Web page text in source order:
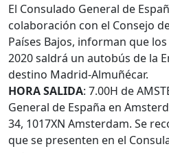
El Consulado General de
colaboración con el Consejo
Países Bajos, informan que
2020 saldrá un autobús de la
destino Madrid-Almuñécar.
HORA SALIDA: 7.00H de
General de España en
34, 1017XN Amsterdam. Se
que se presenten en el